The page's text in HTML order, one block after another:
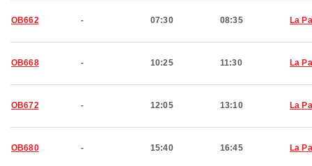
OB662 - 07:30 08:35 La
OB668 - 10:25 11:30 La
OB672 - 12:05 13:10 La
OB680 - 15:40 16:45 La